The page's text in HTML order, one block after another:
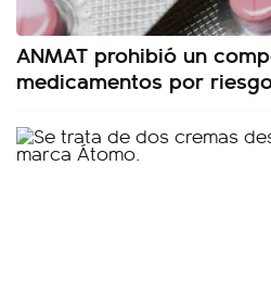
ANMAT prohibió un
medicamentos por